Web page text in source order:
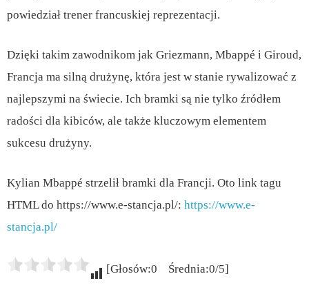
powiedział trener francuskiej reprezentacji.
Dzięki takim zawodnikom jak Griezmann, Mbappé i Giroud,
Francja ma silną drużynę, która jest w stanie rywalizować z
najlepszymi na świecie. Ich bramki są nie tylko źródłem
radości dla kibiców, ale także kluczowym elementem
sukcesu drużyny.
Kylian Mbappé strzelił bramki dla Francji. Oto link tagu
HTML do https://www.e-stancja.pl/: https://www.e-
stancja.pl/
[Głosów:0 Średnia:0/5]